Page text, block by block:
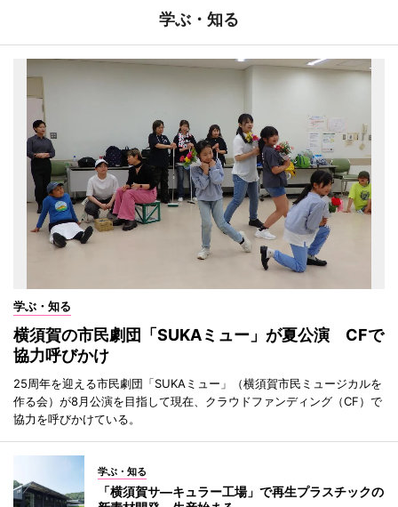
学ぶ・知る
学ぶ・知る
横須賀の市民劇団「SUKAミュー」が夏公演 CFで
協力呼びかけ
25周年を迎える市民劇団「SUKAミュー」（横須賀市民ミュージカルを
作る会）が8月公演を目指して現在、クラウドファンディング（CF）で
協力を呼びかけている。
学ぶ・知る
「横須賀サ―キュラー工場」で再生プラスチックの